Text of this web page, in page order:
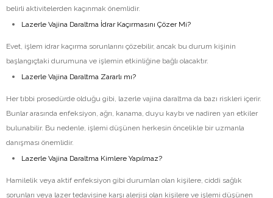
belirli aktivitelerden kaçınmak önemlidir.
Lazerle Vajina Daraltma İdrar Kaçırmasını Çözer Mi?
Evet, işlem idrar kaçırma sorunlarını çözebilir, ancak bu durum kişinin
başlangıçtaki durumuna ve işlemin etkinliğine bağlı olacaktır.
Lazerle Vajina Daraltma Zararlı mı?
Her tıbbi prosedürde olduğu gibi, lazerle vajina daraltma da bazı riskleri içerir.
Bunlar arasında enfeksiyon, ağrı, kanama, duyu kaybı ve nadiren yan etkiler
bulunabilir. Bu nedenle, işlemi düşünen herkesin öncelikle bir uzmanla
danışması önemlidir.
Lazerle Vajina Daraltma Kimlere Yapılmaz?
Hamilelik veya aktif enfeksiyon gibi durumları olan kişilere, ciddi sağlık
sorunları veya lazer tedavisine karşı alerjisi olan kişilere ve işlemi düşünen